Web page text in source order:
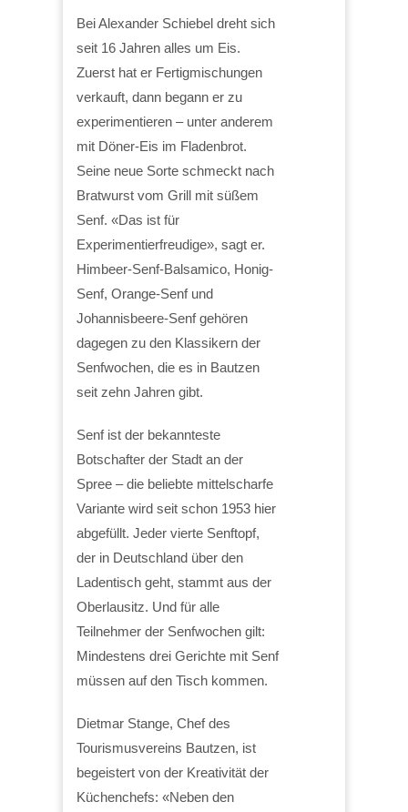
Bei Alexander Schiebel dreht sich
seit 16 Jahren alles um Eis.
Zuerst hat er Fertigmischungen
verkauft, dann begann er zu
experimentieren – unter anderem
mit Döner-Eis im Fladenbrot.
Seine neue Sorte schmeckt nach
Bratwurst vom Grill mit süßem
Senf. «Das ist für
Experimentierfreudige», sagt er.
Himbeer-Senf-Balsamico, Honig-
Senf, Orange-Senf und
Johannisbeere-Senf gehören
dagegen zu den Klassikern der
Senfwochen, die es in Bautzen
seit zehn Jahren gibt.
Senf ist der bekannteste
Botschafter der Stadt an der
Spree – die beliebte mittelscharfe
Variante wird seit schon 1953 hier
abgefüllt. Jeder vierte Senftopf,
der in Deutschland über den
Ladentisch geht, stammt aus der
Oberlausitz. Und für alle
Teilnehmer der Senfwochen gilt:
Mindestens drei Gerichte mit Senf
müssen auf den Tisch kommen.
Dietmar Stange, Chef des
Tourismusvereins Bautzen, ist
begeistert von der Kreativität der
Küchenchefs: «Neben den